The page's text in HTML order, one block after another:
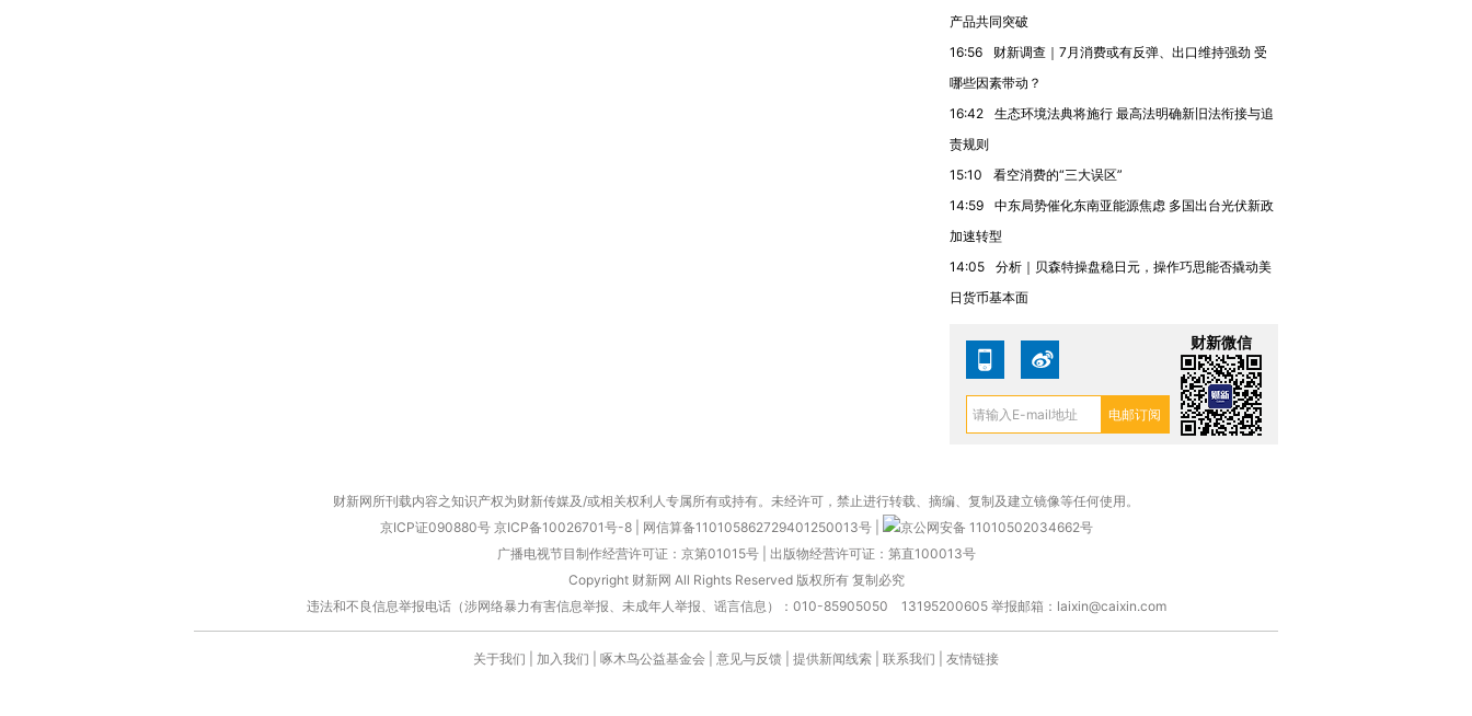
产品共同突破
16:56
财新调查｜7月消费或有反弹、出口维持强劲 受
哪些因素带动？
16:42
生态环境法典将施行 最高法明确新旧法衔接与追
责规则
15:10
看空消费的“三大误区”
14:59
中东局势催化东南亚能源焦虑 多国出台光伏新政
加速转型
14:05
分析｜贝森特操盘稳日元，操作巧思能否撬动美
日货币基本面
财新微信
财新网所刊载内容之知识产权为财新传媒及/或相关权利人专属所有或持有。未经许可，禁止进行转载、摘编、复制及建立镜像等任何使用。
京ICP证090880号 京ICP备10026701号-8 网信算备110105862729401250013号
京公网安备 11010502034662号
广播电视节目制作经营许可证：京第01015号| 出版物经营许可证：第直100013号
Copyright 财新网 All Rights Reserved 版权所有 复制必究
违法和不良信息举报电话（涉网络暴力有害信息举报、未成年人举报、谣言信息）：010-85905050 13195200605 举报邮箱：laixin@caixin.com
关于我们 加入我们 啄木鸟公益基金会 意见与反馈 提供新闻线索 联系我们 友情链接